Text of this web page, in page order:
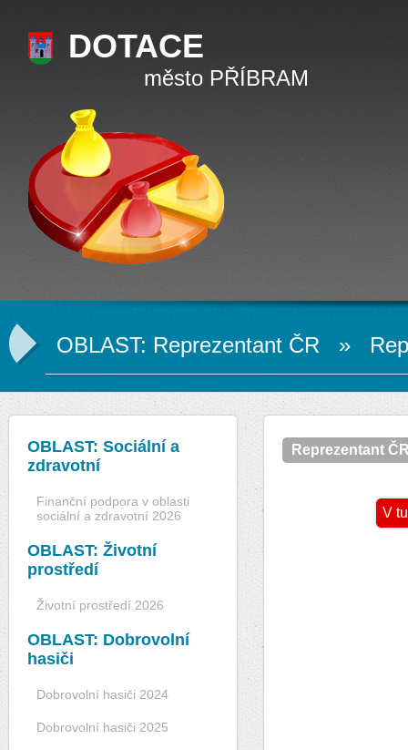
DOTACE
město PŘÍBRAM
OBLAST: Reprezentant ČR »
OBLAST: Sociální a
zdravotní
Finanční podpora v oblasti
sociální a zdravotní 2026
OBLAST: Životní
prostředí
Životní prostředí 2026
OBLAST: Dobrovolní
hasiči
Dobrovolní hasiči 2024
Dobrovolní hasiči 2025
Reprezentant
V